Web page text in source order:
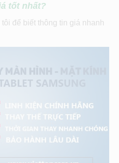
tốt nhất?
để biết thông tin giá nhanh